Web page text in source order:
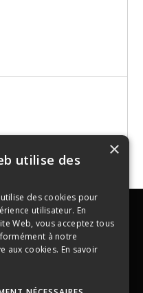
de commerce,
×
utilise des
des cookies pour
utilisateur. En
Web, vous acceptez tous
à notre
aux cookies. En savoir